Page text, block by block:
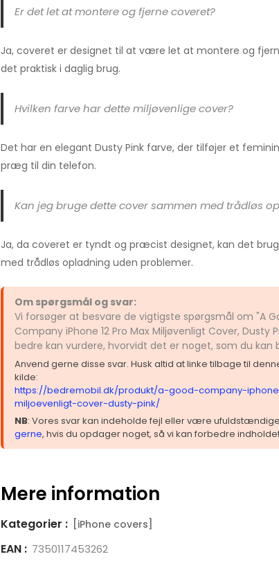
Er det let at montere og fjerne coveret?
Ja, coveret er designet til at være let at montere og
det praktisk i daglig brug.
Hvilken farve har dette miljøvenlige cover?
Det har en elegant Dusty Pink farve, der tilføjer et
præg til din telefon.
Kan jeg bruge dette cover sammen med trådløs
Ja, da coveret er tyndt og præcist designet, kan det
med trådløs opladning uden problemer.
Om spørgsmål og svar:
Vi forsøger at besvare de vigtigste spørgsmål om "A
Company iPhone 12 Pro Max Miljøvenligt Cover, Dusty
bedre kan vurdere, hvorvidt det er noget, som du kan
Anvend gerne disse svar. Husk altid at linke tilbage til
kilde:
https://bedremobil.dk/produkt/a-good-company-
miljoevenligt-cover-dusty-pink/
NB: Vores svar kan indeholde fejl eller være
gerne, hvis du opdager noget, så vi kan forbedre
Mere information
Kategorier : [iPhone covers]
EAN : 7350117453262